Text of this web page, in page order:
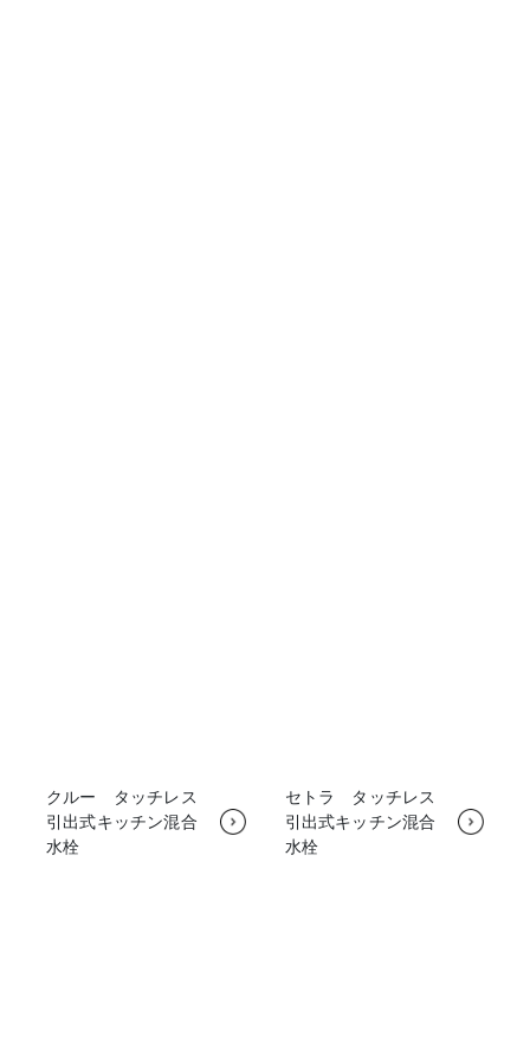
クルー タッチレス
引出式キッチン混合
水栓
セトラ タッチレス
引出式キッチン混合
水栓